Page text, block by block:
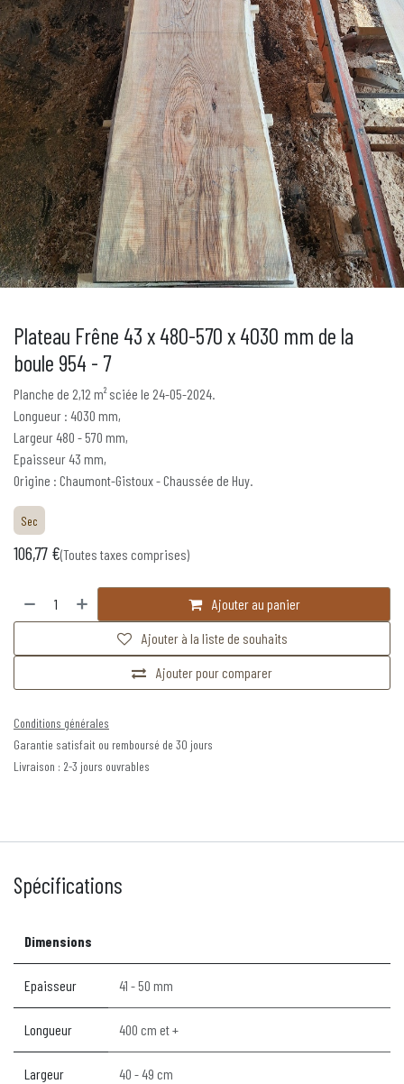
Plateau Frêne 43 x 480-570 x 4030 mm de la
boule 954 - 7
Planche de 2,12 m² sciée le 24-05-2024.
Longueur : 4030 mm,
Largeur 480 - 570 mm,
Epaisseur 43 mm,
Origine : Chaumont-Gistoux - Chaussée de Huy.
Sec
106,77 €(Toutes taxes comprises)
Ajouter au panier
Ajouter pour comparer
Ajouter à la liste de souhaits
Conditions générales
Garantie satisfait ou remboursé de 30 jours
Livraison : 2-3 jours ouvrables
Spécifications
Dimensions
Epaisseur 41 - 50 mm
Longueur 400 cm et +
Largeur 40 - 49 cm